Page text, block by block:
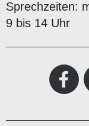
Sprechzeiten:
9 bis 14 Uhr